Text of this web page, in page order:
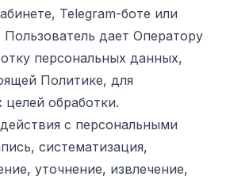
Telegram-боте или
дает Оператору
персональных данных,
Политике, для
обработки.
с персональными
систематизация,
уточнение, извлечение,